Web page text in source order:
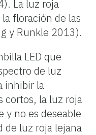
La luz roja
floración de las
y Runkle 2013).
LED que
de luz
inhibir la
cortos, la luz roja
y no es deseable
de luz roja lejana